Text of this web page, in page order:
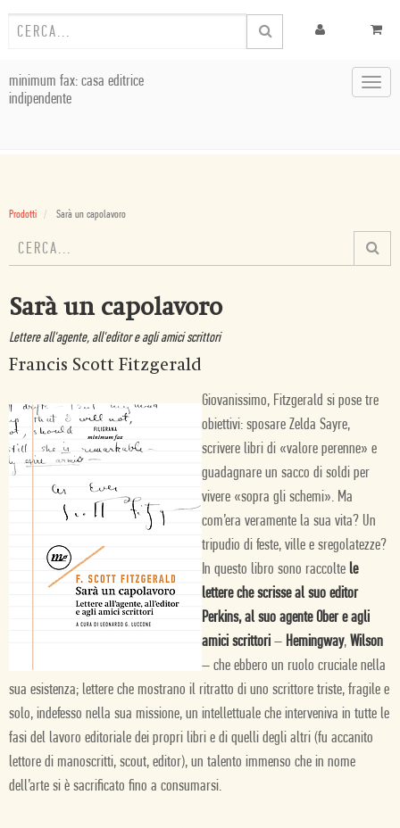
minimum fax: casa editrice
indipendente
Prodotti Sarà un capolavoro
Sarà un capolavoro
Lettere all'agente, all'editor e agli amici scrittori
Francis Scott Fitzgerald
Giovanissimo, Fitzgerald si pose tre
obiettivi: sposare Zelda Sayre,
scrivere libri di «valore perenne» e
guadagnare un sacco di soldi per
vivere «sopra gli schemi». Ma
com’era veramente la sua vita? Un
tripudio di feste, ville e sregolatezze?
In questo libro sono raccolte le
lettere che scrisse al suo editor
Perkins, al suo agente Ober e agli
amici scrittori – Hemingway, Wilson
– che ebbero un ruolo cruciale nella
sua esistenza; lettere che mostrano il ritratto di uno scrittore triste, fragile e
solo, indefesso nella sua missione, un intellettuale che interveniva in tutte le
fasi del lavoro editoriale dei propri libri e di quelli degli altri (fu accanito
lettore di manoscritti, scout, editor), un talento immenso che in nome
dell’arte si è sacrificato fino a consumarsi.